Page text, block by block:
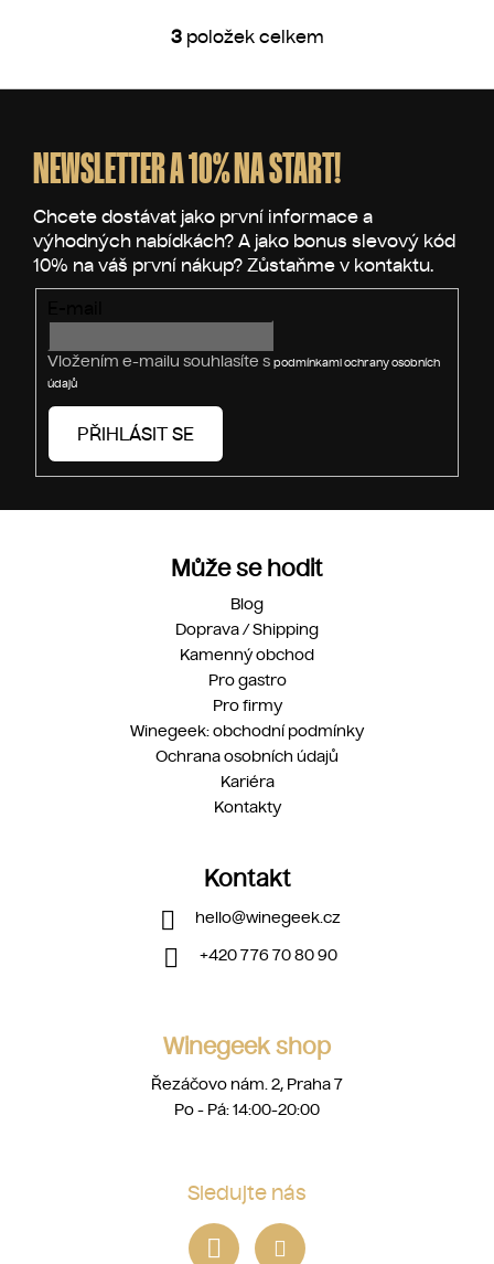
O
l
a
c
í
p
r
v
v
u
3položek celkem
NEWSLETTER A 10% NA START!
Vložením e-mailu souhlasíte s podmínkami ochrany osobních
údajů
PŘIHLÁSIT SE
Může se hodit
Blog
Doprava / Shipping
Kamenný obchod
Pro gastro
Pro firmy
Winegeek: obchodní podmínky
Ochrana osobních údajů
Kariéra
Kontakty
Kontakt
hello@winegeek.cz
+420 776 70 80 90
Winegeek shop
Řezáčovo nám. 2, Praha 7
Po - Pá: 14:00-20:00
Sledujte nás